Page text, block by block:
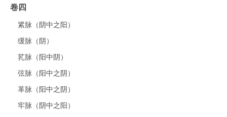
卷四
紧脉（阴中之阳）
缓脉（阴）
芤脉（阳中阴）
弦脉（阳中之阴）
革脉（阳中之阴）
牢脉（阴中之阳）